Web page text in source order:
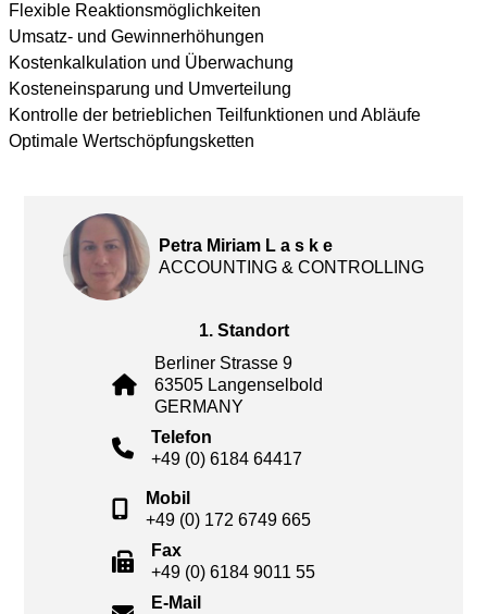
Flexible Reaktionsmöglichkeiten
Umsatz- und Gewinnerhöhungen
Kostenkalkulation und Überwachung
Kosteneinsparung und Umverteilung
Kontrolle der betrieblichen Teilfunktionen und Abläufe
Optimale Wertschöpfungsketten
Petra Miriam L a s k e
ACCOUNTING & CONTROLLING
1. Standort
Berliner Strasse 9
63505 Langenselbold
GERMANY
Telefon
+49 (0) 6184 64417
Mobil
+49 (0) 172 6749 665
Fax
+49 (0) 6184 9011 55
E-Mail